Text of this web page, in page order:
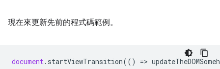
現在來更新先前的程式碼範例。
document . startViewTransition(() =>